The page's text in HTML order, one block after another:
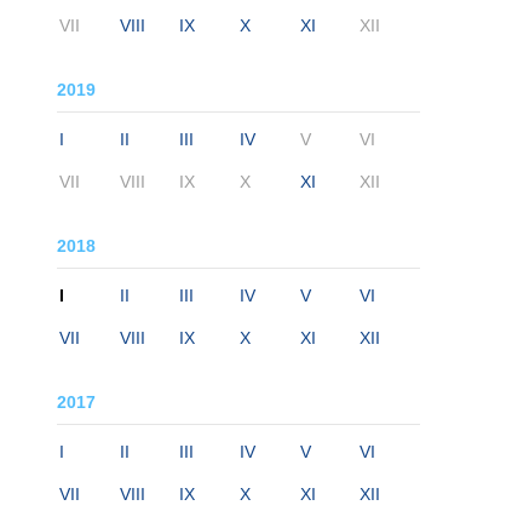
VII VIII IX X XI XII
2019
I II III IV V VI
VII VIII IX X XI XII
2018
I II III IV V VI
VII VIII IX X XI XII
2017
I II III IV V VI
VII VIII IX X XI XII